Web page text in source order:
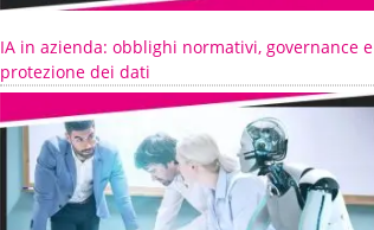
IA in azienda: obblighi normativi, governance e
protezione dei dati